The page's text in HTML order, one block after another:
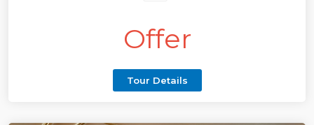
Offer
Tour Details